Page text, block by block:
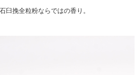
臼挽全粒粉ならではの香り。